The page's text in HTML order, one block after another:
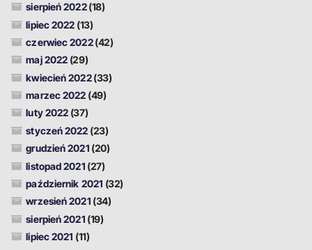
sierpień 2022(18)
lipiec 2022 (13)
czerwiec 2022(42)
maj 2022 (29)
kwiecień 2022(33)
marzec 2022 (49)
luty 2022 (37)
styczeń 2022 (23)
grudzień 2021 (20)
listopad 2021 (27)
październik 2021 (32)
wrzesień 2021 (34)
sierpień 2021 (19)
lipiec 2021 (11)